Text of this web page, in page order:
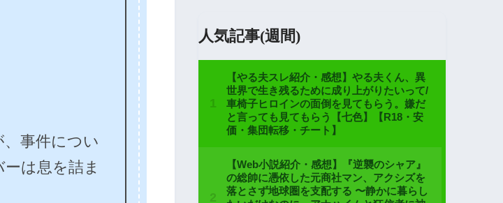
事件につい
は息を詰ま
人気記事(週間)